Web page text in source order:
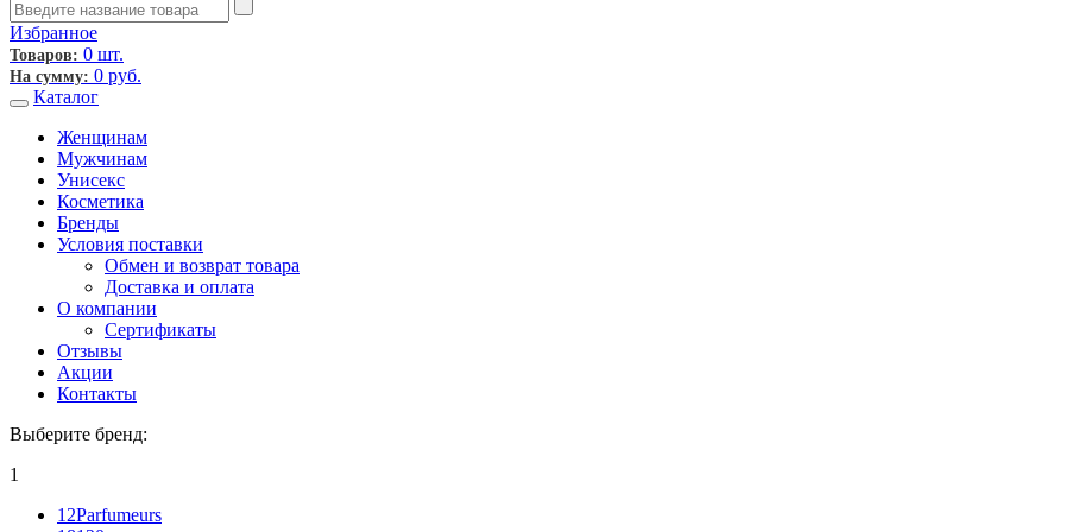
Избранное
Товаров: 0 шт.
На сумму: 0 руб.
Каталог
Женщинам
Мужчинам
Унисекс
Косметика
Бренды
Условия поставки
Обмен и возврат товара
Доставка и оплата
О компании
Сертификаты
Отзывы
Акции
Контакты
Выберите бренд:
1
12Parfumeurs